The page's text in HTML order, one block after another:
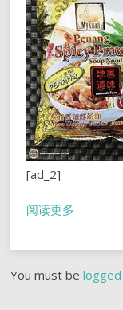
[ad_2]
阅读更多
You must belogged